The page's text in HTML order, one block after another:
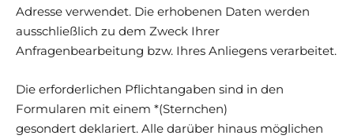
Adresse verwendet. Die erhobenen Daten werden
ausschließlich zu dem Zweck Ihrer
Anfragenbearbeitung bzw. Ihres Anliegens verarbeitet.
Die erforderlichen Pflichtangaben sind in den
Formularen mit einem *(Sternchen)
gesondert deklariert. Alle darüber hinaus möglichen